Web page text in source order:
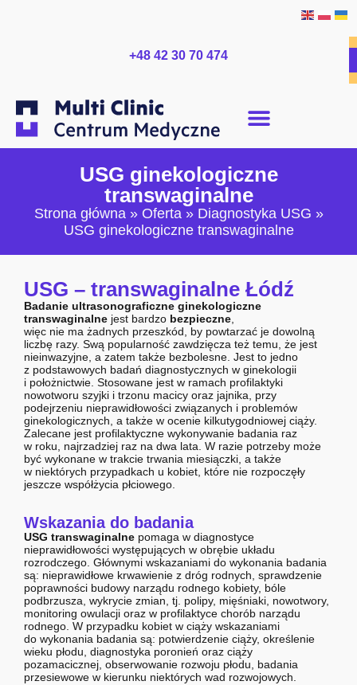
+48 42 30 70 474
USG ginekologiczne
transwaginalne
Strona główna» Oferta» Diagnostyka USG »
USG ginekologiczne transwaginalne
USG – transwaginalne Łódź
Badanie ultrasonograficzne ginekologiczne
transwaginalne jest bardzo bezpieczne,
więc nie ma żadnych przeszkód, by powtarzać je dowolną
liczbę razy. Swą popularność zawdzięcza też temu, że jest
nieinwazyjne, a zatem także bezbolesne. Jest to jedno
z podstawowych badań diagnostycznych w ginekologii
i położnictwie. Stosowane jest w ramach profilaktyki
nowotworu szyjki i trzonu macicy oraz jajnika, przy
podejrzeniu nieprawidłowości związanych i problemów
ginekologicznych, a także w ocenie kilkutygodniowej ciąży.
Zalecane jest profilaktyczne wykonywanie badania raz
w roku, najrzadziej raz na dwa lata. W razie potrzeby może
być wykonane w trakcie trwania miesiączki, a także
w niektórych przypadkach u kobiet, które nie rozpoczęły
jeszcze współżycia płciowego.
Wskazania do badania
USG transwaginalne pomaga w diagnostyce
nieprawidłowości występujących w obrębie układu
rozrodczego. Głównymi wskazaniami do wykonania badania
są: nieprawidłowe krwawienie z dróg rodnych, sprawdzenie
poprawności budowy narządu rodnego kobiety, bóle
podbrzusza, wykrycie zmian, tj. polipy, mięśniaki, nowotwory,
monitoring owulacji oraz w profilaktyce chorób narządu
rodnego. W przypadku kobiet w ciąży wskazaniami
do wykonania badania są: potwierdzenie ciąży, określenie
wieku płodu, diagnostyka poronień oraz ciąży
pozamacicznej, obserwowanie rozwoju płodu, badania
przesiewowe w kierunku niektórych wad rozwojowych.